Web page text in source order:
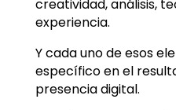
creatividad, análisis,
experiencia.
Y cada uno de esos
específico en el
presencia digital.